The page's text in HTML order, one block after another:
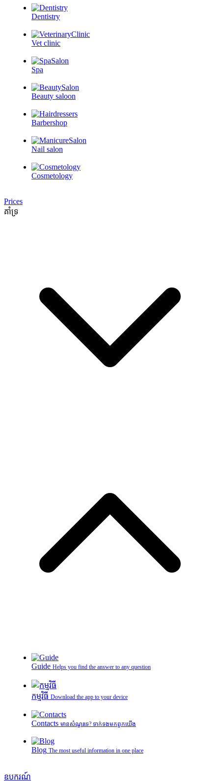
Dentistry
Vet clinic
Spa
Beauty saloon
Barbershop
Nail salon
Cosmetology
Prices
គាំទ្រ
Guide Helps you find the answer to any question
កម្មវិធី Download the app to your device
Contacts មានសំណួរទេ? ទាក់ទងមកពួកយើង
Blog The most useful information in one place
ឧបករណ៍